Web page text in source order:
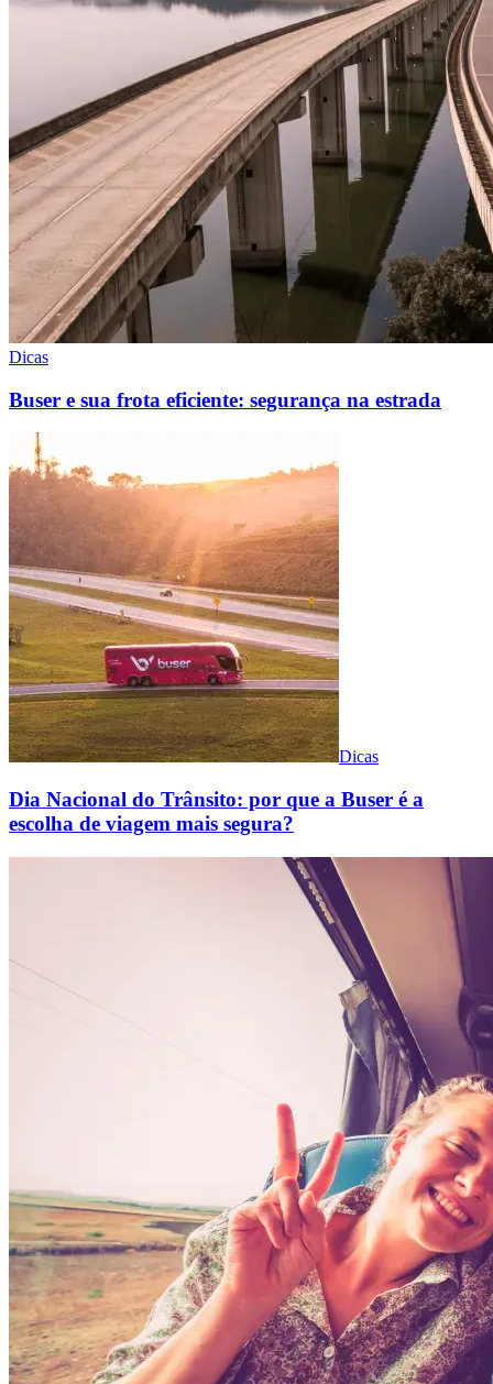
Dicas
Buser e sua frota eficiente: segurança na estrada
Dicas
Dia Nacional do Trânsito: por que a Buser é a
escolha de viagem mais segura?